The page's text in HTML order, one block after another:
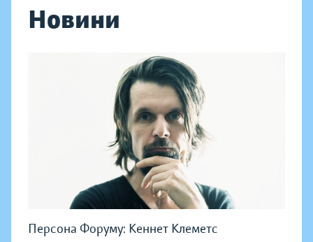
Новини
Персона Форуму: Кеннет Клеметс